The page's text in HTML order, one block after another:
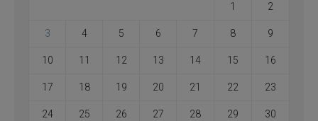
1 2
3 4 5 6 7 8 9
10 11 12 13 14 15 16
17 18 19 20 21 22 23
24 25 26 27 28 29 30